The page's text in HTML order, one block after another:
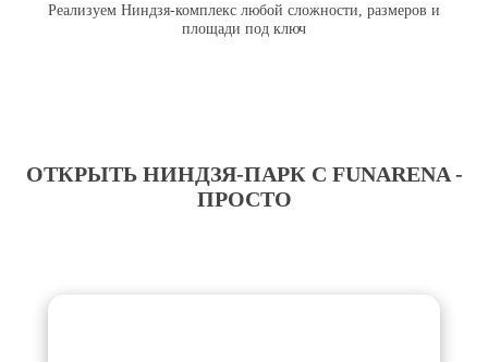
Реализуем Ниндзя-комплекс любой сложности, размеров и
площади под ключ
ОТКРЫТЬ НИНДЗЯ-ПАРК С FUNARENA -
ПРОСТО